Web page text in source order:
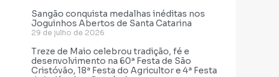
Sangão conquista medalhas inéditas nos
Joguinhos Abertos de Santa Catarina
29 de julho de 2026
Treze de Maio celebrou tradição, fé e
desenvolvimento na 60ª Festa de São
Cristóvão, 18ª Festa do Agricultor e 4ª Festa